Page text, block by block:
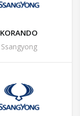
KORANDO
Ssangyong